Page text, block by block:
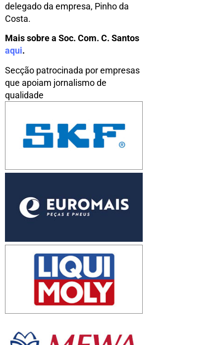
delegado da empresa, Pinho da
Costa.
Mais sobre a Soc. Com. C. Santos
aqui.
Secção patrocinada por empresas
que apoiam jornalismo de
qualidade